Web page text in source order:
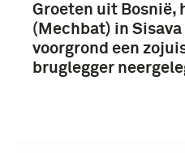
Groeten uit Bosnië,
(Mechbat) in Sisava
voorgrond een
bruglegger